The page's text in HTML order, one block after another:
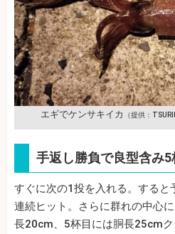
エギでケンサキイカ （提供：
手返し勝負で良型含み5
すぐに次の1投を入れる。すると
連続ヒット。さらに群れの中心
長20cm、5杯目には胴長25cmク